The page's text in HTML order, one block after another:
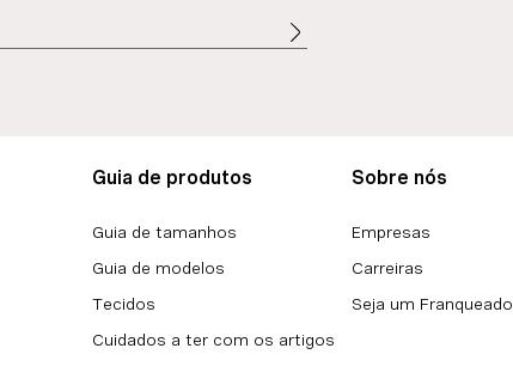
Guia de produtos
Guia de tamanhos
Guia de modelos
Tecidos
Cuidados a ter com os artigos
Sobre nós
Empresas
Carreiras
Seja um Franqueado